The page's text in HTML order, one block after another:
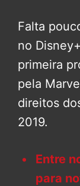
Falta
no
primeira
pela
direitos
2019.
Entre
para